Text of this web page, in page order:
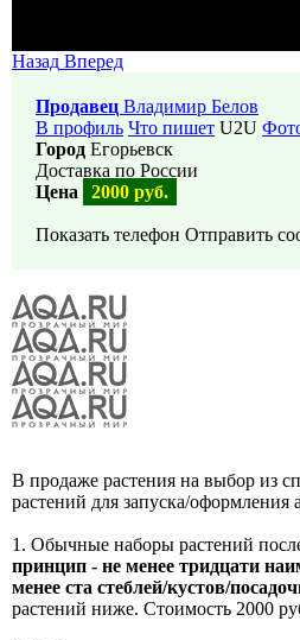
Назад Вперед
Продавец Владимир Белов
В профиль Что пишет U2U
Город Егорьевск
Доставка по России
Цена
2000 руб.
Показать телефон Отправить
В продаже растения на выбор из
растений для запуска/оформления
1. Обычные наборы растений
принцип - не менее тридцати
менее ста стеблей/кустов/
растений ниже. Стоимость 2000